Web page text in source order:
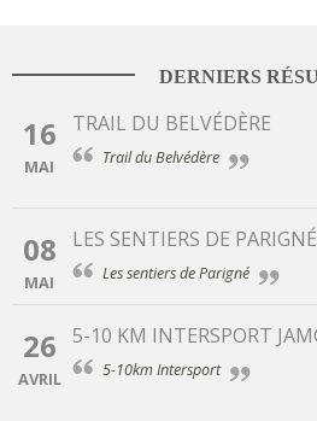
DERNIERS
16
MAI
TRAIL DU BELVÉDÈRE
Trail du Belvédère
08
MAI
LES SENTIERS DE PARIGNÉ
Les sentiers de Parigné
26
AVRIL
5-10 KM INTERSPORT
5-10km Intersport